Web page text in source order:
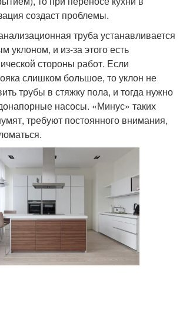
создаст проблемы.
труба устанавливается
уклоном, и из-за этого есть
стороны работ. Если
слишком большое, то уклон не
трубы в стяжку пола, и тогда нужно
насосы. «Минус» таких
требуют постоянного внимания,